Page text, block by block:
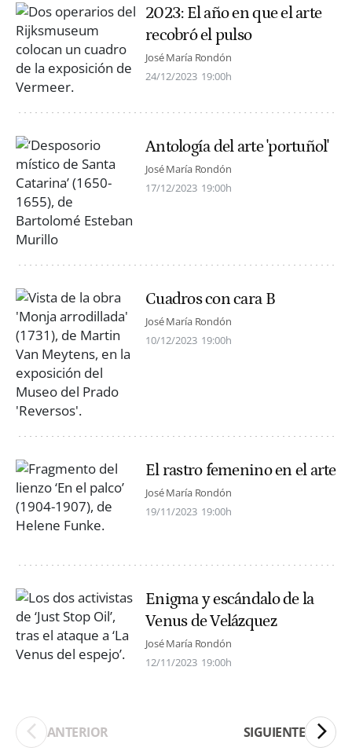
2023: El año en que el arte
recobró el pulso
José María Rondón
24/12/2023 19:00h
Antología del arte 'portuñol'
José María Rondón
17/12/2023 19:00h
Cuadros con cara B
José María Rondón
10/12/2023 19:00h
El rastro femenino en el arte
José María Rondón
19/11/2023 19:00h
Enigma y escándalo de la
Venus de Velázquez
José María Rondón
12/11/2023 19:00h
ANTERIOR SIGUIENTE